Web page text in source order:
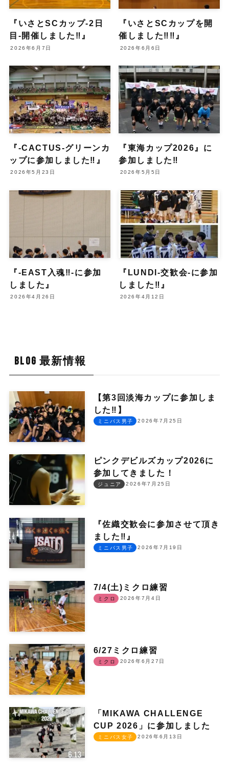
『いさとSCカップ-2日
目-開催しました‼︎』
2026年6月7日
『いさとSCカップを開
催しました‼︎‼︎』
2026年6月6日
『-CACTUS-グリーンカ
ップに参加しました‼︎』
2026年5月23日
『東海カップ2026』に
参加しました‼︎
2026年5月5日
『-EAST入魂‼︎-に参加
しました』
2026年4月26日
『LUNDI-交歓会-に参加
しました‼︎』
2026年4月12日
BLOG 最新情報
【第3回淡海カップに参加しま
した‼︎】
2026年7月25日
ミニバス男子
ピンクデビルズカップ2026に
参加してきました！
2026年7月25日
ジュニア
『佐織交歓会に参加させて頂き
ました‼︎』
2026年7月19日
ミニバス男子
7/4(土)ミクロ練習
2026年7月4日
ミクロ
6/27ミクロ練習
2026年6月27日
ミクロ
「MIKAWA CHALLENGE
CUP 2026」に参加しました
2026年6月13日
ミニバス女子